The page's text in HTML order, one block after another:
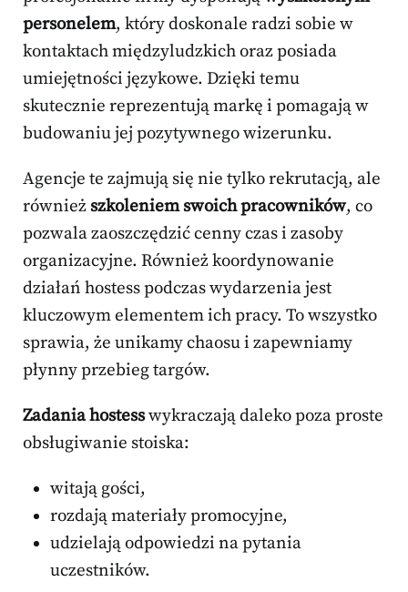
personelem, który doskonale radzi sobie w
kontaktach międzyludzkich oraz posiada
umiejętności językowe. Dzięki temu
skutecznie reprezentują markę i pomagają w
budowaniu jej pozytywnego wizerunku.
Agencje te zajmują się nie tylko rekrutacją, ale
również szkoleniem swoich pracowników, co
pozwala zaoszczędzić cenny czas i zasoby
organizacyjne. Również koordynowanie
działań hostess podczas wydarzenia jest
kluczowym elementem ich pracy. To wszystko
sprawia, że unikamy chaosu i zapewniamy
płynny przebieg targów.
Zadania hostesswykraczają daleko poza proste
obsługiwanie stoiska:
witają gości,
rozdają materiały promocyjne,
udzielają odpowiedzi na pytania
uczestników.